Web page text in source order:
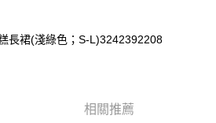
」，訂單成立後會自動跳轉到大哥付的交易
後，再付款。
含以上)免運費
長裙(淺綠色；S-L)3242392208
相關推薦